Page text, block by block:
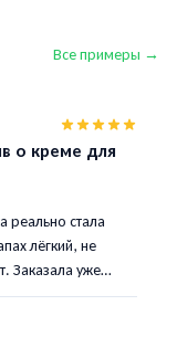
Все примеры →
о креме для
стала
лёгкий, не
Заказала уже
избранное!